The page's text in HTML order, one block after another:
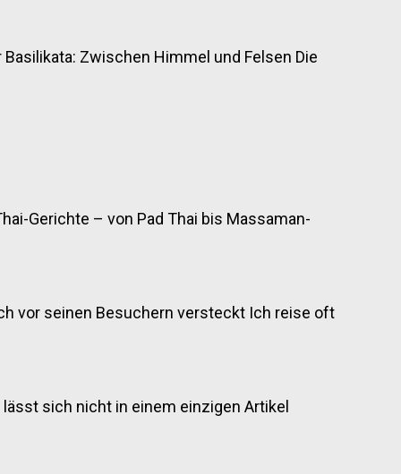
Basilikata: Zwischen Himmel und Felsen Die
Gerichte – von Pad Thai bis Massaman-
vor seinen Besuchern versteckt Ich reise oft
sich nicht in einem einzigen Artikel